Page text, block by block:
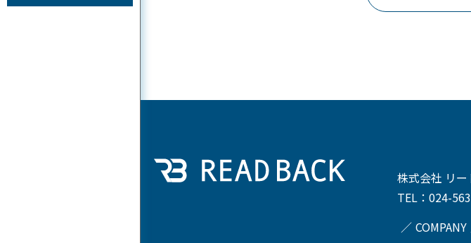
株式会社 リ
TEL：024-
COMPANY